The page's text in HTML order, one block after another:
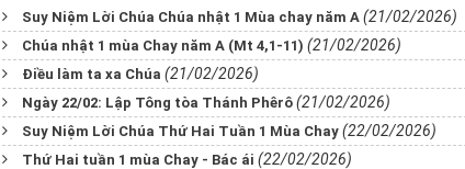
Suy Niệm Lời Chúa Chúa nhật 1 Mùa chay năm A (21/02/2026)
Chúa nhật 1 mùa Chay năm A (Mt 4,1-11) (21/02/2026)
Điều làm ta xa Chúa (21/02/2026)
Ngày 22/02: Lập Tông tòa Thánh Phêrô (21/02/2026)
Suy Niệm Lời Chúa Thứ Hai Tuần 1 Mùa Chay (22/02/2026)
Thứ Hai tuần 1 mùa Chay - Bác ái (22/02/2026)